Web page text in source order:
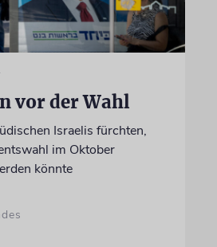
vor der Wahl
Israelis fürchten,
im Oktober
könnte